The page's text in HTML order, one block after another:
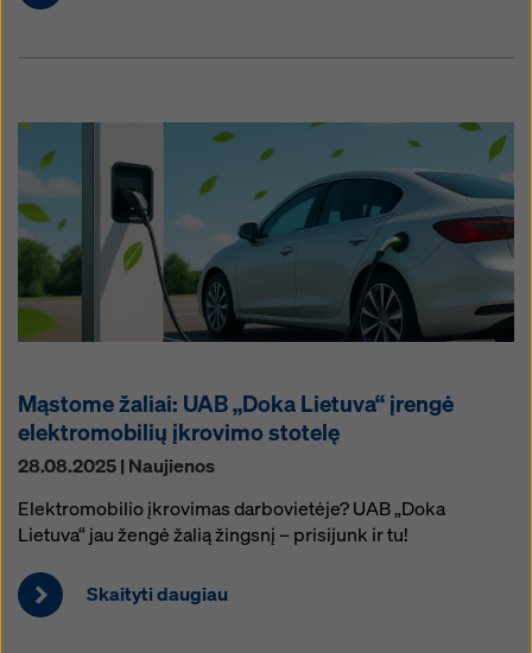
Mąstome žaliai: UAB „Doka Lietuva“ įrengė
elektromobilių įkrovimo stotelę
28.08.2025 | Naujienos
Elektromobilio įkrovimas darbovietėje? UAB „Doka
Lietuva“ jau žengė žalią žingsnį – prisijunk ir tu!
Skaityti daugiau